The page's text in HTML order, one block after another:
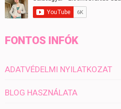
FONTOS INFÓK
ADATVÉDELMI NYILATKOZAT
BLOG HASZNÁLATA